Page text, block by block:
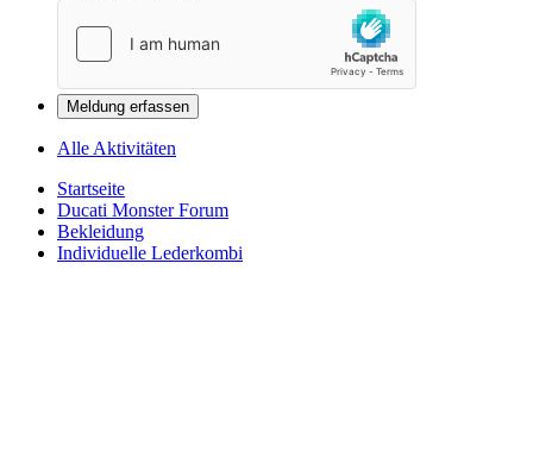
Meldung erfassen
Alle Aktivitäten
Startseite
Ducati Monster Forum
Bekleidung
Individuelle Lederkombi